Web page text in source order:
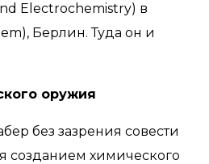
Electrochemistry) в
Берлин. Туда он и
оружия
без зазрения совести
созданием химического